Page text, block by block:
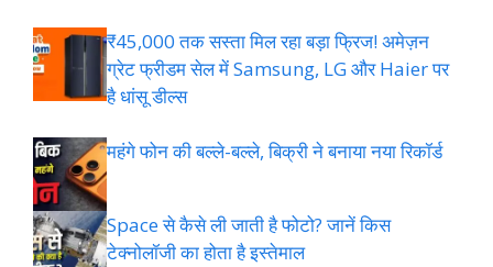
₹45,000 तक सस्ता मिल रहा बड़ा फ्रिज! अमेज़न
ग्रेट फ्रीडम सेल में Samsung, LG और Haier पर
है धांसू डील्स
महंगे फोन की बल्ले-बल्ले, बिक्री ने बनाया नया रिकॉर्ड
Space से कैसे ली जाती है फोटो? जानें किस
टेक्नोलॉजी का होता है इस्तेमाल